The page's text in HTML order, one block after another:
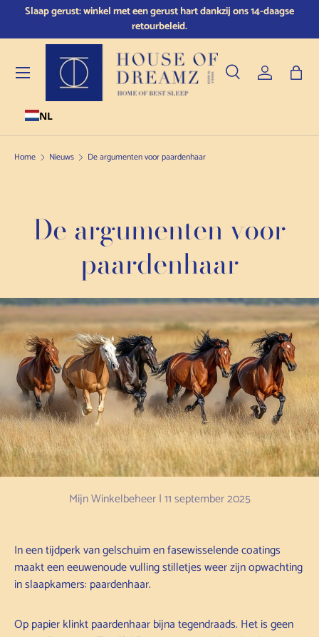
Doorgaan naar de inhoud
Slaap gerust: winkel met een gerust hart dankzij ons 14-daagse
retourbeleid.
NL
Zoeken
Producttype
ZoekenInloggen
Tas
Menu
Home Nieuws De argumenten voor paardenhaar
De argumenten voor
paardenhaar
Mijn Winkelbeheer |11 september 2025
In een tijdperk van gelschuim en fasewisselende coatings
maakt een eeuwenoude vulling stilletjes weer zijn opwachting
in slaapkamers: paardenhaar.
Op papier klinkt paardenhaar bijna tegendraads. Het is geen